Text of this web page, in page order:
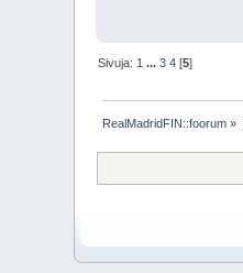
Sivuja: 1 ...3 4 [5]
RealMadridFIN::foorum »